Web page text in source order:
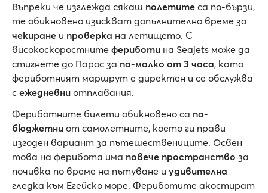
Въпреки че изглежда сякаш полетите са по-бързи,
те обикновено изискват допълнително време за
чекиране и проверка на летището. С
високоскоростните фериботи на Seajets може да
стигнете до Парос за по-малко от 3 часа, като
фериботният маршрут е директен и се обслужва
с ежедневни отплавания.
Фериботните билети обикновено са по-
бюджетни от самолетните, което ги прави
изгоден вариант за пътешествениците. Освен
това на ферибота има повече пространство за
почивка по време на пътуване и удивителна
гледка към Егейско море. Фериботите акостират